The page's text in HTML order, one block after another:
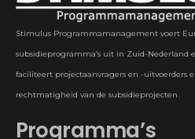
Stimulus Programmamanagement voert
subsidieprogramma’s uit in Zuid-Nederland
faciliteert projectaanvragers en -uitvoerders
rechtmatigheid van de subsidieprojecten.
Programma’s